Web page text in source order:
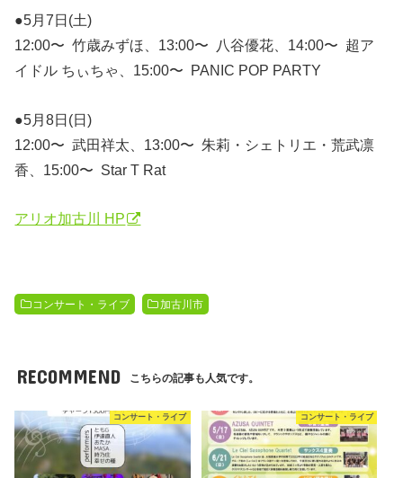
●5月7日(土)
12:00〜 竹歳みずほ、13:00〜 八谷優花、14:00〜 超ア
イドル ちぃちゃ、15:00〜 PANIC POP PARTY
●5月8日(日)
12:00〜 武田祥太、13:00〜 朱莉・シェトリエ・荒武凛
香、15:00〜 Star T Rat
アリオ加古川 HP
コンサート・ライブ 加古川市
RECOMMEND こちらの記事も人気です。
コンサート・ライブ コンサート・ライブ